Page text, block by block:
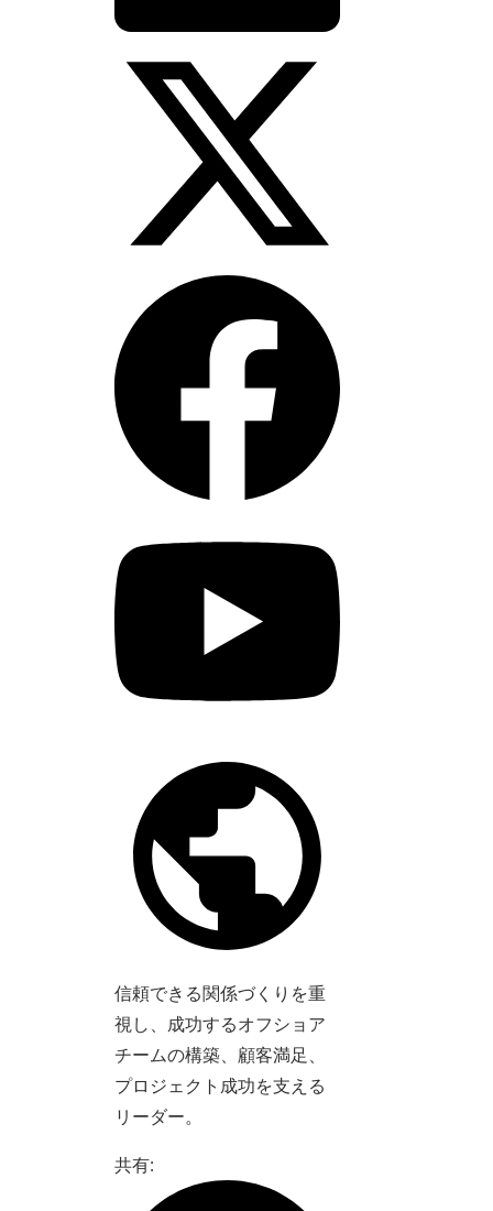
信頼できる関係づくりを重
視し、成功するオフショア
チームの構築、顧客満足、
プロジェクト成功を支える
リーダー。
共有: